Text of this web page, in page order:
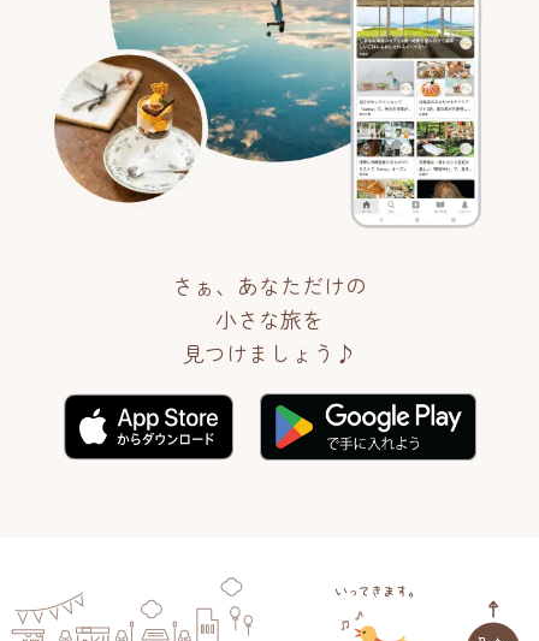
さぁ、あなただけの
小さな旅を
見つけましょう♪